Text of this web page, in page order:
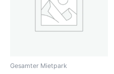
Gesamter Mietpark